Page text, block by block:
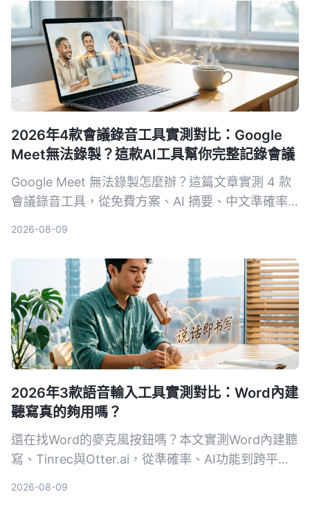
2026年4款會議錄音工具實測對比：Google
Meet無法錄製？這款AI工具幫你完整記錄會議
Google Meet 無法錄製怎麼辦？這篇文章實測 4 款
會議錄音工具，從免費方案、AI 摘要、中文準確率
2026-08-09
2026年3款語音輸入工具實測對比：Word內建
聽寫真的夠用嗎？
還在找Word的麥克風按鈕嗎？本文實測Word內建聽
寫、Tinrec與Otter.ai，從準確率、AI功能到跨平台
2026-08-09